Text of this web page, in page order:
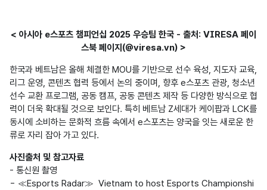
< 아시아 e스포츠 챔피언십 2025 우승팀 한국 - 출처: VIRESA 페이
스북 페이지(@viresa.vn) >
한국과 베트남은 올해 체결한 MOU를 기반으로 선수 육성, 지도자 교육,
리그 운영, 콘텐츠 협력 등에서 논의 중이며, 향후 e스포츠 관광, 청소년
선수 교환 프로그램, 공동 캠프, 공동 콘텐츠 제작 등 다양한 방식으로 협
력이 더욱 확대될 것으로 보인다. 특히 베트남 Z세대가 케이팝과 LCK를
동시에 소비하는 문화적 흐름 속에서 e스포츠는 양국을 잇는 새로운 한
사진출처 및 참고자료
- 통신원 촬영
- ≪Esports Radar≫  Vietnam to host Esports Championshi